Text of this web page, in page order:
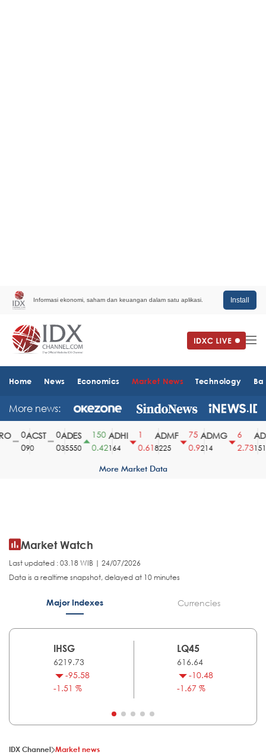
Informasi ekonomi, saham dan keuangan dalam satu aplikasi. Install
Home News Economics Market News Technology
More news:
ACST
90
ADES
35550
150
0.42
ADHI
164
0.61
ADMF
8225
75
0.9
ADMG
214
2.731510
More Market Data
Market Watch
Last updated : 03.18 WIB | 24/07/2026
Data is a realtime snapshot, delayed at 10 minutes
Major Indexes Currencies
IHSG
6219.73
-95.58
-1.51 %
LQ45
616.64
-10.48
-1.67 %
IDX Channel Market news